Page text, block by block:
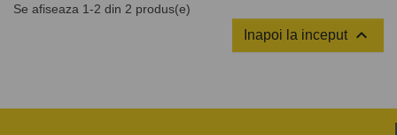
Se afiseaza 1-2 din 2 produs(e)
Inapoi la inceput 